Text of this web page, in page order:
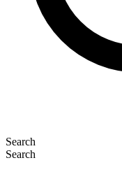
Search
Search